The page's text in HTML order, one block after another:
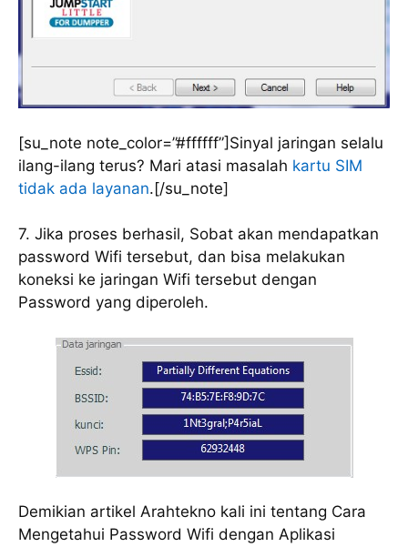
[su_note note_color=”#ffffff”]Sinyal jaringan selalu
ilang-ilang terus? Mari atasi masalah kartu SIM
tidak ada layanan.[/su_note]
7. Jika proses berhasil, Sobat akan mendapatkan
password Wifi tersebut, dan bisa melakukan
koneksi ke jaringan Wifi tersebut dengan
Password yang diperoleh.
Demikian artikel Arahtekno kali ini tentang Cara
Mengetahui Password Wifi dengan Aplikasi